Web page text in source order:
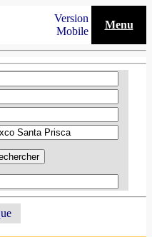
Version
Mobile
Menu